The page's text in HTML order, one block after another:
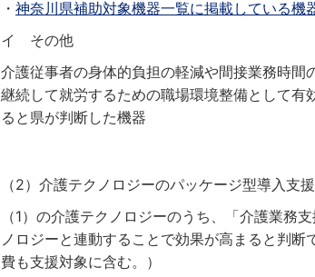
・ 神奈川県補助対象機器一覧に掲載している機
イ その他
介護従事者の身体的負担の軽減や間接業務時
継続して就労するための職場環境整備として
ると県が判断した機器
（2）介護テクノロジーのパッケージ型導入支援
（1）の介護テクノロジーのうち、「介護業務
ノロジーと連動することで効果が高まると判
費も支援対象に含む。）